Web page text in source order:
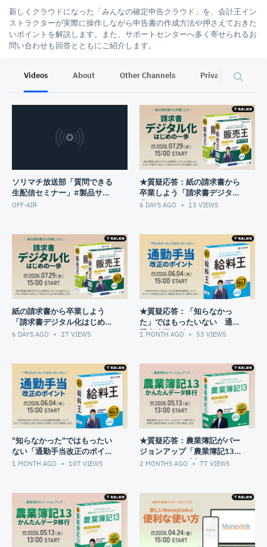
新しくクラウドになった「みんなの確定申告クラウド」を、会計王イン
ストラクターが実際に操作しながら申告書の作成方法や押さえておきた
いポイントを解説します。また、サポートセンターへ多く寄せられるお
問い合わせも回答とともにご紹介します。
2025年2月14日（金）配信
https://video.ibm.com/recorded/134231110
https://jp.surveymonkey.com/r/BJ26BV9
※今後のより良い運営のためご協力下さい
▼▼チャプター▼▼
1.確定申告に必要な書類は？
05:10
2.申告書の作成・電子申告！
07:52
申告書作成の流れ
09:32
①会計製品と連携
14:47
②他収入の入力
15:26
∟国民年金の入力
20:47
∟配偶者／扶養控除の入力
25:03
∟医療費控除の入力
27:44
④他書類の作成
28:03
∟第三表
28:56
∟第四表
32:55
プレビューで作成した書類を確認！
34:44
∟電子申告を行う際の注意点
36:01
∟電子申告用ファイルの出力
37:44
3.消費税申告書も電子申告！
Videos About Other Channels Privacy
ソリマチ放送部「質問できる
生配信セミナー」#製品サポ
ート
OFF-AIR
★質疑応答：紙の請求書から
卒業しよう「請求書デジタル
化はじめの一歩」
6 DAYS AGO 13 VIEWS
紙の請求書から卒業しよう
「請求書デジタル化はじめの
一歩」
6 DAYS AGO 27 VIEWS
★質疑応答：「知らなかっ
た」ではもったいない 通勤
手当改正のポイント
1 MONTH AGO 53 VIEWS
"知らなかった"ではもったい
ない「通勤手当改正のポイン
ト」
1 MONTH AGO 107 VIEWS
★質疑応答：農業簿記がバー
ジョンアップ「農業簿記13か
んたんデータ移行」
2 MONTHS AGO 77 VIEWS